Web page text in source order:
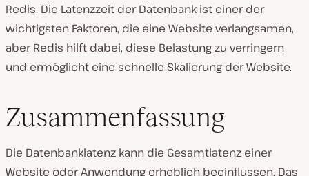
Redis. Die Latenzzeit der Datenbank ist einer der
wichtigsten Faktoren, die eine Website verlangsamen,
aber Redis hilft dabei, diese Belastung zu verringern
und ermöglicht eine schnelle Skalierung der Website.
Zusammenfassung
Die Datenbanklatenz kann die Gesamtlatenz einer
Website oder Anwendung erheblich beeinflussen. Das